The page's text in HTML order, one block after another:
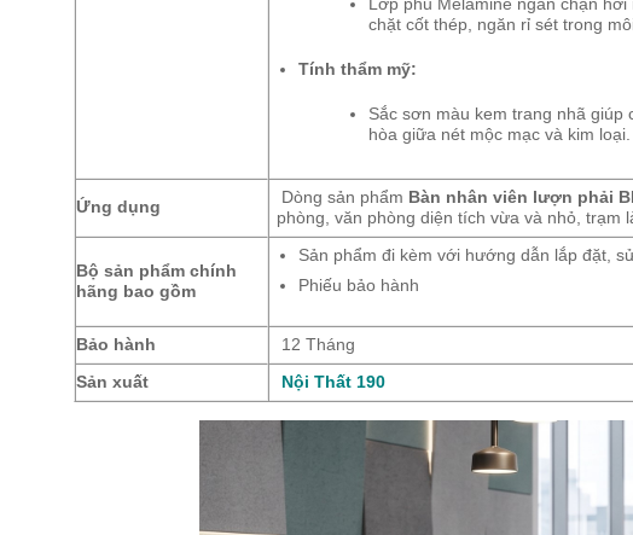
Lớp phủ Melamine ngăn chặn
chặt cốt thép, ngăn rỉ sét trong
Tính thẩm mỹ:
Sắc sơn màu kem trang nhã
hòa giữa nét mộc mạc và kim loại.
Ứng dụng
Dòng sản phẩm Bàn nhân viên lượn phải
phòng, văn phòng diện tích vừa và nhỏ, trạm
Bộ sản phẩm chính
hãng bao gồm
Sản phẩm đi kèm với hướng dẫn lắp đặt,
Phiếu bảo hành
Bảo hành 12 Tháng
Sản xuất Nội Thất 190